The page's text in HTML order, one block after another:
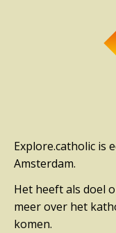
Explore.catholic is
Amsterdam.
Het heeft als doel
meer over het
komen.